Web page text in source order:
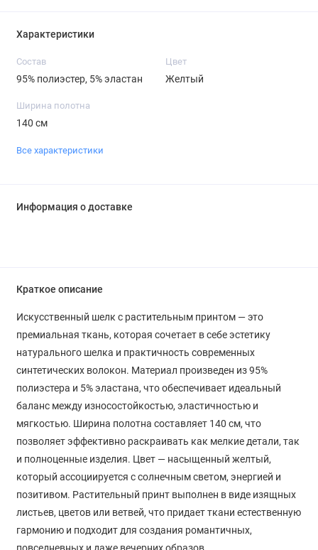
Характеристики
Состав
95% полиэстер, 5% эластан
Цвет
Желтый
Ширина полотна
140 см
Все характеристики
Информация о доставке
Краткое описание
Искусственный шелк с растительным принтом — это
премиальная ткань, которая сочетает в себе эстетику
натурального шелка и практичность современных
синтетических волокон. Материал произведен из 95%
полиэстера и 5% эластана, что обеспечивает идеальный
баланс между износостойкостью, эластичностью и
мягкостью. Ширина полотна составляет 140 см, что
позволяет эффективно раскраивать как мелкие детали, так
и полноценные изделия. Цвет — насыщенный желтый,
который ассоциируется с солнечным светом, энергией и
позитивом. Растительный принт выполнен в виде изящных
листьев, цветов или ветвей, что придает ткани естественную
гармонию и подходит для создания романтичных,